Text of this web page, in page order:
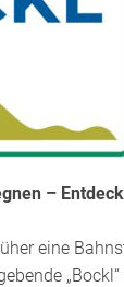
–
eine